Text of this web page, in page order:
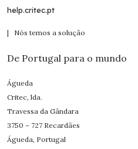
help.critec.pt
| Nós temos a solução
De Portugal para o mundo
Águeda
Critec, lda.
Travessa da Gândara
3750 – 727 Recardães
Águeda, Portugal